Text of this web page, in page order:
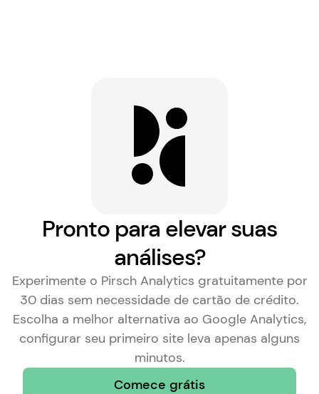
Pronto para elevar suas
análises?
Experimente o Pirsch Analytics gratuitamente por
30 dias sem necessidade de cartão de crédito.
Escolha a melhor alternativa ao Google Analytics,
configurar seu primeiro site leva apenas alguns
minutos.
Comece grátis